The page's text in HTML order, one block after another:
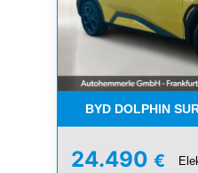
BYD DOLPHIN
24.490 €